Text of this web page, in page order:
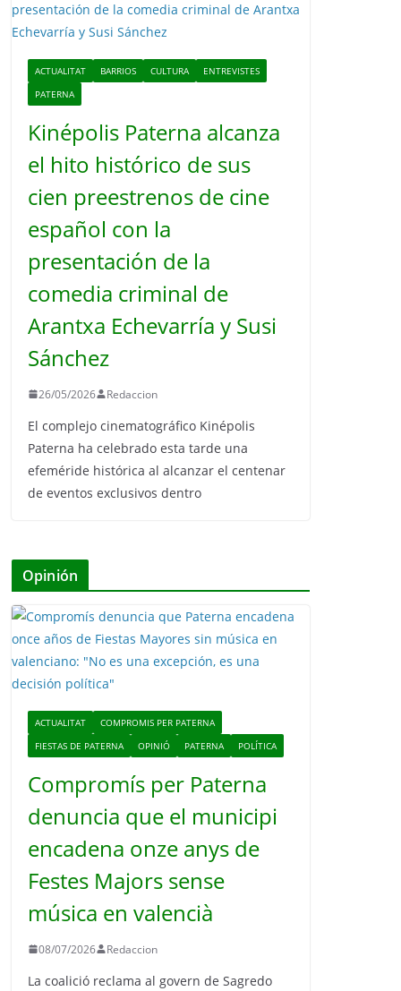
ACTUALITAT BARRIOS CULTURA
ENTREVISTES
PATERNA
Kinépolis Paterna alcanza
el hito histórico de sus
cien preestrenos de cine
español con la
presentación de la
comedia criminal de
Arantxa Echevarría y Susi
Sánchez
26/05/2026 Redaccion
El complejo cinematográfico Kinépolis
Paterna ha celebrado esta tarde una
efeméride histórica al alcanzar el centenar
de eventos exclusivos dentro
Opinión
ACTUALITAT
COMPROMIS PER PATERNA
FIESTAS DE PATERNA
OPINIÓ PATERNA POLÍTICA
Compromís per Paterna
denuncia que el municipi
encadena onze anys de
Festes Majors sense
música en valencià
08/07/2026 Redaccion
La coalició reclama al govern de Sagredo